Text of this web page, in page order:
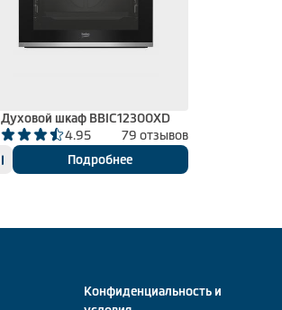
Духовой шкаф BBIC12300XD
4.95
79 отзывов
Подробнее
Конфиденциальность и